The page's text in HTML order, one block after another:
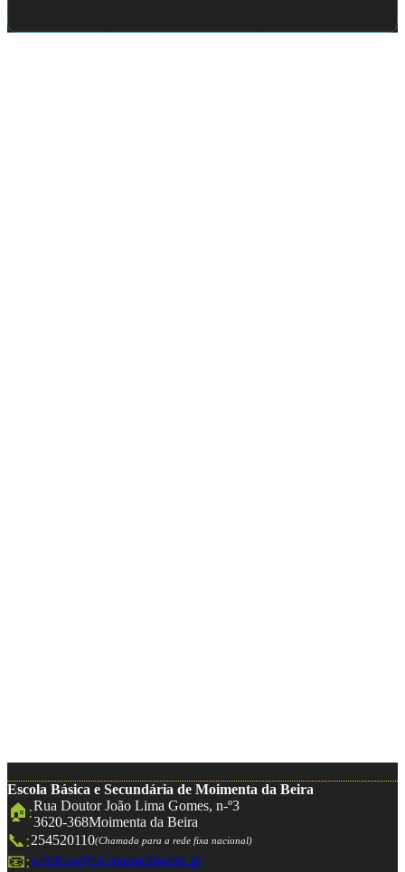
Escola Básica e Secundária de Moimenta da Beira
🏠:Rua Doutor João Lima Gomes, n-º3
3620-368Moimenta da Beira
📞:254520110(Chamada para a rede fixa nacional)
📧:servicos@escolasmoimenta.pt